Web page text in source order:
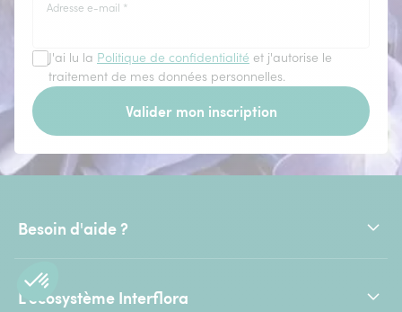
Adresse e-mail *
J'ai lu la Politique de confidentialité et j'autorise le
traitement de mes données personnelles.
Valider mon inscription
Besoin d'aide ?
L'écosystème Interflora